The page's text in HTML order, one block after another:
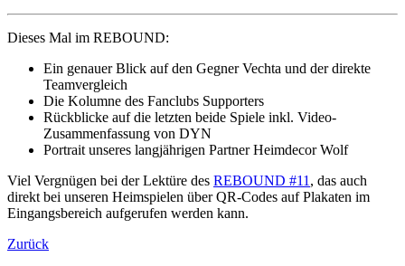
Dieses Mal im REBOUND:
Ein genauer Blick auf den Gegner Vechta und der direkte
Teamvergleich
Die Kolumne des Fanclubs Supporters
Rückblicke auf die letzten beide Spiele inkl. Video-
Zusammenfassung von DYN
Portrait unseres langjährigen Partner Heimdecor Wolf
Viel Vergnügen bei der Lektüre des REBOUND #11 , das auch
direkt bei unseren Heimspielen über QR-Codes auf Plakaten im
Eingangsbereich aufgerufen werden kann.
Zurück